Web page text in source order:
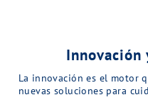
La innovación es el motor
nuevas soluciones para